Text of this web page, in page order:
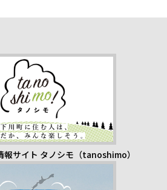
報サイト タノシモ（tanoshimo）